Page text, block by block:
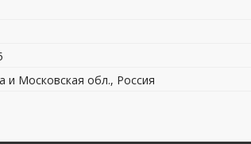
и Московская обл., Россия